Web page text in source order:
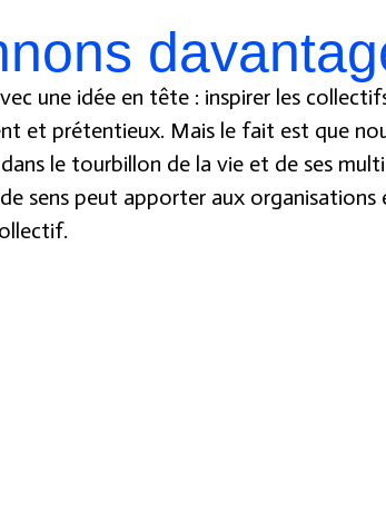
une idée en tête : inspirer les
et prétentieux. Mais le fait est que
le tourbillon de la vie et de ses
sens peut apporter aux